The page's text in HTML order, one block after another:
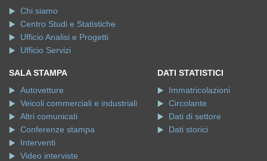
Chi siamo
Centro Studi e Statistiche
Ufficio Analisi e Progetti
Ufficio Servizi
SALA STAMPA
Autovetture
Veicoli commerciali e industriali
Altri comunicati
Conferenze stampa
Interventi
Video interviste
DATI STATISTICI
Immatricolazioni
Circolante
Dati di settore
Dati storici